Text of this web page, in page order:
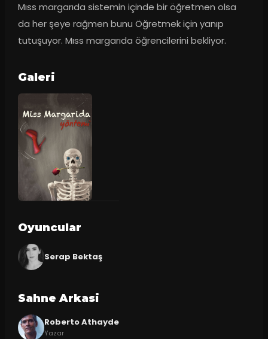
Mıss margarıda sistemin içinde bir öğretmen olsa
da her şeye rağmen bunu Öğretmek için yanıp
tutuşuyor. Mıss margarıda öğrencilerini bekliyor.
Galeri
Oyuncular
Serap Bektaş
Sahne Arkasi
Roberto Athayde
Yazar